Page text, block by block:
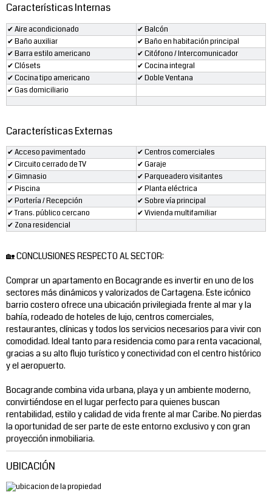
Características Internas
✔ Aire acondicionado
✔ Balcón
✔ Baño auxiliar
✔ Baño en habitación principal
✔ Barra estilo americano
✔ Citófono / Intercomunicador
✔ Clósets
✔ Cocina integral
✔ Cocina tipo americano
✔ Doble Ventana
✔ Gas domiciliario
Características Externas
✔ Acceso pavimentado
✔ Centros comerciales
✔ Circuito cerrado de TV
✔ Garaje
✔ Gimnasio
✔ Parqueadero visitantes
✔ Piscina
✔ Planta eléctrica
✔ Portería / Recepción
✔ Sobre vía principal
✔ Trans. público cercano
✔ Vivienda multifamiliar
✔ Zona residencial
🏡 CONCLUSIONES RESPECTO AL SECTOR:
Comprar un apartamento en Bocagrande es invertir en uno de los
sectores más dinámicos y valorizados de Cartagena. Este icónico
barrio costero ofrece una ubicación privilegiada frente al mar y la
bahía, rodeado de hoteles de lujo, centros comerciales,
restaurantes, clínicas y todos los servicios necesarios para vivir con
comodidad. Ideal tanto para residencia como para renta vacacional,
gracias a su alto flujo turístico y conectividad con el centro histórico
y el aeropuerto.
Bocagrande combina vida urbana, playa y un ambiente moderno,
convirtiéndose en el lugar perfecto para quienes buscan
rentabilidad, estilo y calidad de vida frente al mar Caribe. No pierdas
la oportunidad de ser parte de este entorno exclusivo y con gran
proyección inmobiliaria.
UBICACIÓN